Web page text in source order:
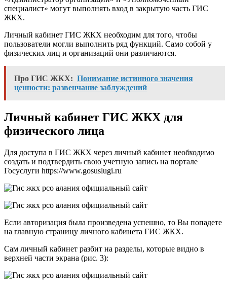
специалист» могут выполнять вход в закрытую часть ГИС
ЖКХ.
Личный кабинет ГИС ЖКХ необходим для того, чтобы
пользователи могли выполнить ряд функций. Само собой у
физических лиц и организаций они различаются.
Про ГИС ЖКХ: Понимание истинного значения
ценности: развенчание заблуждений
Личный кабинет ГИС ЖКХ для
физического лица
Для доступа в ГИС ЖКХ через личный кабинет необходимо
создать и подтвердить свою учетную запись на портале
Госуслуги https://www.gosuslugi.ru
Если авторизация была произведена успешно, то Вы попадете
на главную страницу личного кабинета ГИС ЖКХ.
Сам личный кабинет разбит на разделы, которые видно в
верхней части экрана (рис. 3):